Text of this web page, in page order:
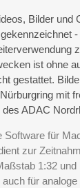
Bilder und
ist ohne
gestattet.
mit
ADAC
Software für
zur
1:32 und
auch für